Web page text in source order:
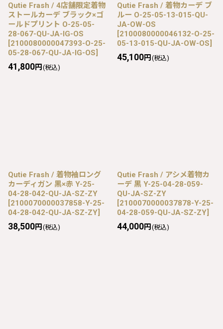
Qutie Frash / 4店舗限定着物
ストールカーデ ブラック×ゴ
ールドプリント O-25-05-
28-067-QU-JA-IG-OS
[2100080000047393-O-25-
05-28-067-QU-JA-IG-OS]
41,800円 (税込)
Qutie Frash / 着物カーデ ブ
ルー O-25-05-13-015-QU-
JA-OW-OS
[2100080000046132-O-25-
05-13-015-QU-JA-OW-OS]
45,100円 (税込)
Qutie Frash / 着物袖ロング
カーディガン 黒×赤 Y-25-
04-28-042-QU-JA-SZ-ZY
[2100070000037858-Y-25-
04-28-042-QU-JA-SZ-ZY]
38,500円 (税込)
Qutie Frash / アシメ着物カ
ーデ 黒 Y-25-04-28-059-
QU-JA-SZ-ZY
[2100070000037878-Y-25-
04-28-059-QU-JA-SZ-ZY]
44,000円 (税込)